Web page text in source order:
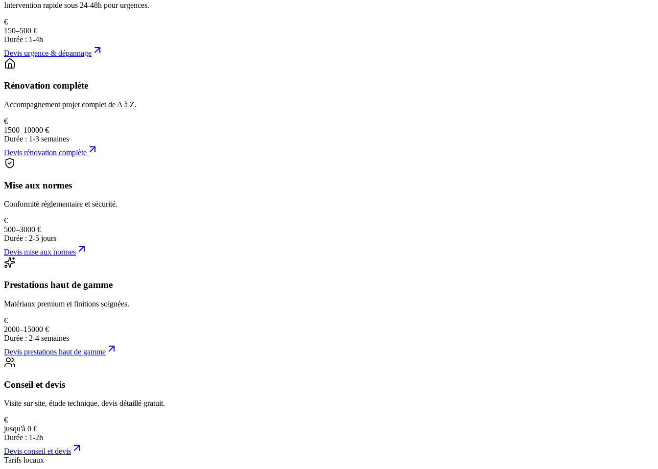
Intervention rapide sous 24-48h pour urgences.
€
150–500 €
Durée : 1-4h
Devis urgence & dépannage
Rénovation complète
Accompagnement projet complet de A à Z.
€
1500–10000 €
Durée : 1-3 semaines
Devis rénovation complète
Mise aux normes
Conformité réglementaire et sécurité.
€
500–3000 €
Durée : 2-5 jours
Devis mise aux normes
Prestations haut de gamme
Matériaux premium et finitions soignées.
€
2000–15000 €
Durée : 2-4 semaines
Devis prestations haut de gamme
Conseil et devis
Visite sur site, étude technique, devis détaillé gratuit.
€
jusqu'à 0 €
Durée : 1-2h
Devis conseil et devis
Tarifs locaux